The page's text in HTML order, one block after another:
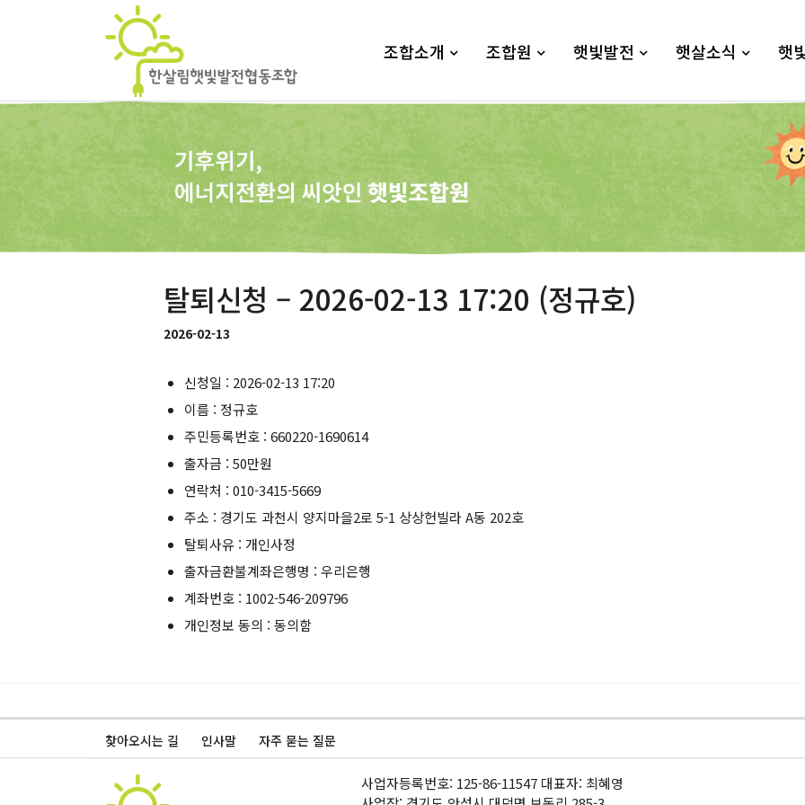
조합소개 조합원 햇빛발전 햇살소식 햇
탈퇴신청 – 2026-02-13 17:20 (정규호)
2026-02-13
신청일 : 2026-02-13 17:20
이름 : 정규호
주민등록번호 : 660220-1690614
출자금 : 50만원
연락처 : 010-3415-5669
주소 : 경기도 과천시 양지마을2로 5-1 상상헌빌라 A동 202호
탈퇴사유 : 개인사정
출자금환불계좌은행명 : 우리은행
계좌번호 : 1002-546-209796
개인정보 동의 : 동의함
찾아오시는 길 인사말 자주 묻는 질문
사업자등록번호: 125-86-11547 대표자: 최혜영